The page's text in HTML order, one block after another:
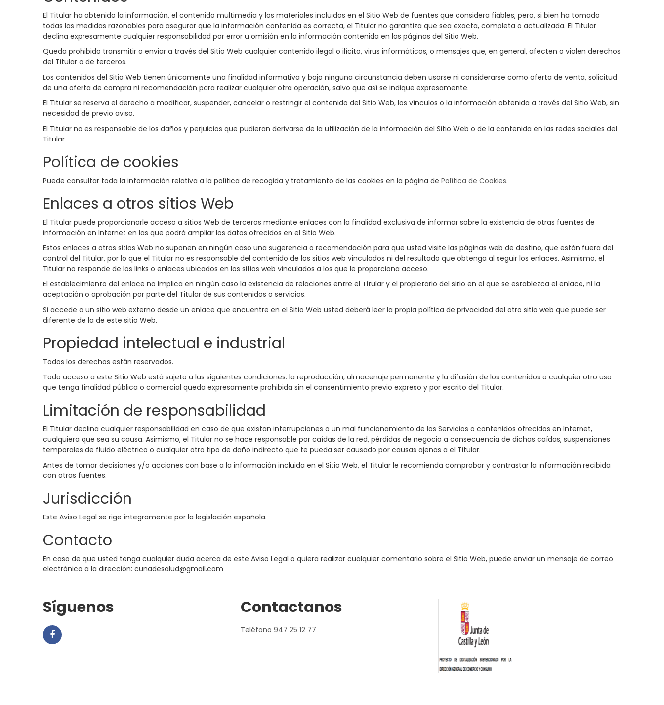
El Titular ha obtenido la información, el contenido multimedia y los materiales incluidos en el Sitio Web de fuentes que considera fiables, pero, si bien ha tomado
todas las medidas razonables para asegurar que la información contenida es correcta, el Titular no garantiza que sea exacta, completa o actualizada. El Titular
declina expresamente cualquier responsabilidad por error u omisión en la información contenida en las páginas del Sitio Web.
Queda prohibido transmitir o enviar a través del Sitio Web cualquier contenido ilegal o ilícito, virus informáticos, o mensajes que, en general, afecten o violen derechos
del Titular o de terceros.
Los contenidos del Sitio Web tienen únicamente una finalidad informativa y bajo ninguna circunstancia deben usarse ni considerarse como oferta de venta, solicitud
de una oferta de compra ni recomendación para realizar cualquier otra operación, salvo que así se indique expresamente.
El Titular se reserva el derecho a modificar, suspender, cancelar o restringir el contenido del Sitio Web, los vínculos o la información obtenida a través del Sitio Web, sin
necesidad de previo aviso.
El Titular no es responsable de los daños y perjuicios que pudieran derivarse de la utilización de la información del Sitio Web o de la contenida en las redes sociales del
Titular.
Política de cookies
Puede consultar toda la información relativa a la política de recogida y tratamiento de las cookies en la página de Política de Cookies.
Enlaces a otros sitios Web
El Titular puede proporcionarle acceso a sitios Web de terceros mediante enlaces con la finalidad exclusiva de informar sobre la existencia de otras fuentes de
información en Internet en las que podrá ampliar los datos ofrecidos en el Sitio Web.
Estos enlaces a otros sitios Web no suponen en ningún caso una sugerencia o recomendación para que usted visite las páginas web de destino, que están fuera del
control del Titular, por lo que el Titular no es responsable del contenido de los sitios web vinculados ni del resultado que obtenga al seguir los enlaces. Asimismo, el
Titular no responde de los links o enlaces ubicados en los sitios web vinculados a los que le proporciona acceso.
El establecimiento del enlace no implica en ningún caso la existencia de relaciones entre el Titular y el propietario del sitio en el que se establezca el enlace, ni la
aceptación o aprobación por parte del Titular de sus contenidos o servicios.
Si accede a un sitio web externo desde un enlace que encuentre en el Sitio Web usted deberá leer la propia política de privacidad del otro sitio web que puede ser
diferente de la de este sitio Web.
Propiedad intelectual e industrial
Todos los derechos están reservados.
Todo acceso a este Sitio Web está sujeto a las siguientes condiciones: la reproducción, almacenaje permanente y la difusión de los contenidos o cualquier otro uso
que tenga finalidad pública o comercial queda expresamente prohibida sin el consentimiento previo expreso y por escrito del Titular.
Limitación de responsabilidad
El Titular declina cualquier responsabilidad en caso de que existan interrupciones o un mal funcionamiento de los Servicios o contenidos ofrecidos en Internet,
cualquiera que sea su causa. Asimismo, el Titular no se hace responsable por caídas de la red, pérdidas de negocio a consecuencia de dichas caídas, suspensiones
temporales de fluido eléctrico o cualquier otro tipo de daño indirecto que te pueda ser causado por causas ajenas a el Titular.
Antes de tomar decisiones y/o acciones con base a la información incluida en el Sitio Web, el Titular le recomienda comprobar y contrastar la información recibida
con otras fuentes.
Jurisdicción
Este Aviso Legal se rige íntegramente por la legislación española.
Contacto
En caso de que usted tenga cualquier duda acerca de este Aviso Legal o quiera realizar cualquier comentario sobre el Sitio Web, puede enviar un mensaje de correo
electrónico a la dirección: cunadesalud@gmail.com
Síguenos Contactanos
Teléfono 947 25 12 77